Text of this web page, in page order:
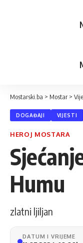
Mostarski.ba > Mostar >
DOGAĐAJI VIJESTI
HEROJ MOSTARA
Humu
zlatni ljiljan
DATUM I VRIJEME